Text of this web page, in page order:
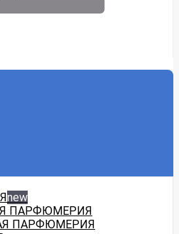
new
ПАРФЮМЕРИЯ
ПАРФЮМЕРИЯ